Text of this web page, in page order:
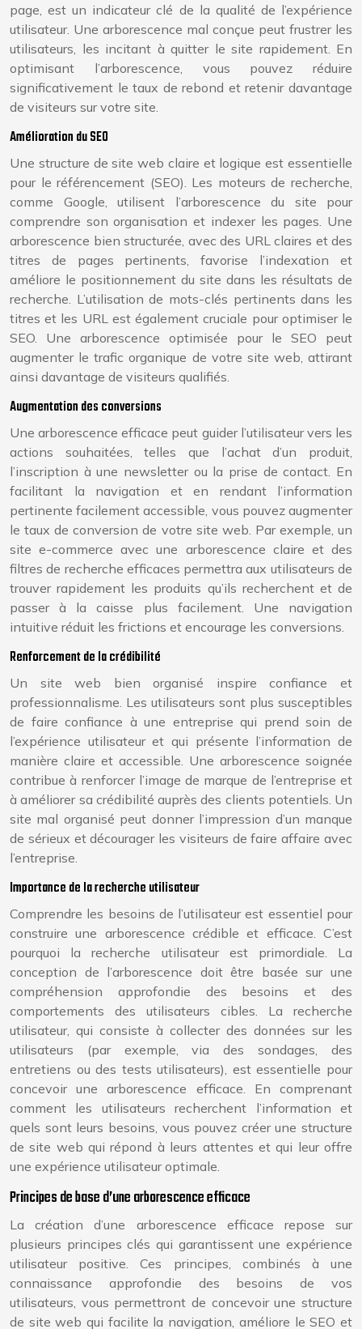
page, est un indicateur clé de la qualité de l’expérience
utilisateur. Une arborescence mal conçue peut frustrer les
utilisateurs, les incitant à quitter le site rapidement. En
optimisant l’arborescence, vous pouvez réduire
significativement le taux de rebond et retenir davantage
de visiteurs sur votre site.
Amélioration du SEO
Une structure de site web claire et logique est essentielle
pour le référencement (SEO). Les moteurs de recherche,
comme Google, utilisent l’arborescence du site pour
comprendre son organisation et indexer les pages. Une
arborescence bien structurée, avec des URL claires et des
titres de pages pertinents, favorise l’indexation et
améliore le positionnement du site dans les résultats de
recherche. L’utilisation de mots-clés pertinents dans les
titres et les URL est également cruciale pour optimiser le
SEO. Une arborescence optimisée pour le SEO peut
augmenter le trafic organique de votre site web, attirant
ainsi davantage de visiteurs qualifiés.
Augmentation des conversions
Une arborescence efficace peut guider l’utilisateur vers les
actions souhaitées, telles que l’achat d’un produit,
l’inscription à une newsletter ou la prise de contact. En
facilitant la navigation et en rendant l’information
pertinente facilement accessible, vous pouvez augmenter
le taux de conversion de votre site web. Par exemple, un
site e-commerce avec une arborescence claire et des
filtres de recherche efficaces permettra aux utilisateurs de
trouver rapidement les produits qu’ils recherchent et de
passer à la caisse plus facilement. Une navigation
intuitive réduit les frictions et encourage les conversions.
Renforcement de la crédibilité
Un site web bien organisé inspire confiance et
professionnalisme. Les utilisateurs sont plus susceptibles
de faire confiance à une entreprise qui prend soin de
l’expérience utilisateur et qui présente l’information de
manière claire et accessible. Une arborescence soignée
contribue à renforcer l’image de marque de l’entreprise et
à améliorer sa crédibilité auprès des clients potentiels. Un
site mal organisé peut donner l’impression d’un manque
de sérieux et décourager les visiteurs de faire affaire avec
l’entreprise.
Importance de la recherche utilisateur
Comprendre les besoins de l’utilisateur est essentiel pour
construire une arborescence crédible et efficace. C’est
pourquoi la recherche utilisateur est primordiale. La
conception de l’arborescence doit être basée sur une
compréhension approfondie des besoins et des
comportements des utilisateurs cibles. La recherche
utilisateur, qui consiste à collecter des données sur les
utilisateurs (par exemple, via des sondages, des
entretiens ou des tests utilisateurs), est essentielle pour
concevoir une arborescence efficace. En comprenant
comment les utilisateurs recherchent l’information et
quels sont leurs besoins, vous pouvez créer une structure
de site web qui répond à leurs attentes et qui leur offre
une expérience utilisateur optimale.
Principes de base d’une arborescence efficace
La création d’une arborescence efficace repose sur
plusieurs principes clés qui garantissent une expérience
utilisateur positive. Ces principes, combinés à une
connaissance approfondie des besoins de vos
utilisateurs, vous permettront de concevoir une structure
de site web qui facilite la navigation, améliore le SEO et